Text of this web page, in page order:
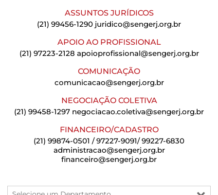
ASSUNTOS JURÍDICOS
(21) 99456-1290 juridico@sengerj.org.br
APOIO AO PROFISSIONAL
(21) 97223-2128 apoioprofissional@sengerj.org.br
COMUNICAÇÃO
comunicacao@sengerj.org.br
NEGOCIAÇÃO COLETIVA
(21) 99458-1297 negociacao.coletiva@sengerj.org.br
FINANCEIRO/CADASTRO
(21) 99874-0501 / 97227-9091/ 99227-6830
administracao@sengerj.org.br
financeiro@sengerj.org.br